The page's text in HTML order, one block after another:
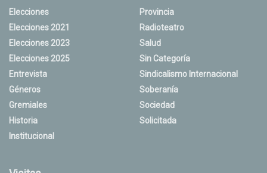
Elecciones
Elecciones 2021
Elecciones 2023
Elecciones 2025
Entrevista
Géneros
Gremiales
Historia
Institucional
Provincia
Radioteatro
Salud
Sin Categoría
Sindicalismo Internacional
Soberanía
Sociedad
Solicitada